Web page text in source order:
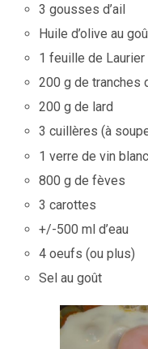
3 gousses d’ail
Huile d’olive au
1 feuille de Laurier
200 g de tranches
200 g de lard
3 cuillères (à
1 verre de vin
800 g de fèves
3 carottes
+/-500 ml d’eau
4 oeufs (ou plus)
Sel au goût